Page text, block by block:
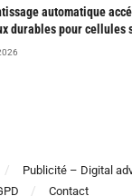
automatique
durables pour cellules
Publicité – Digital
Contact